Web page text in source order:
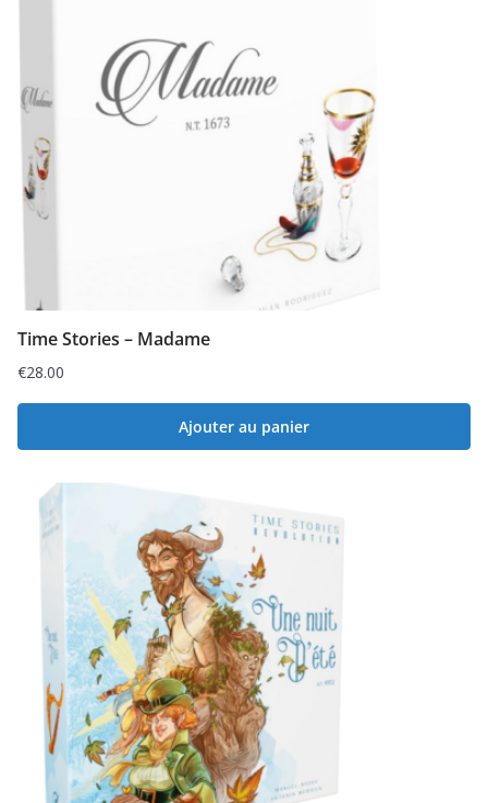
Time Stories – Madame
€28.00
Ajouter au panier